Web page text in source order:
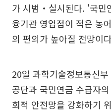
가 시범‧실시된다. '국민
융기관 영업점이 적은 농
의 편의가 높아질 전망이
20일 과학기술정보통신
공단과 국민연금 수급자
회적 안전망을 강화하기